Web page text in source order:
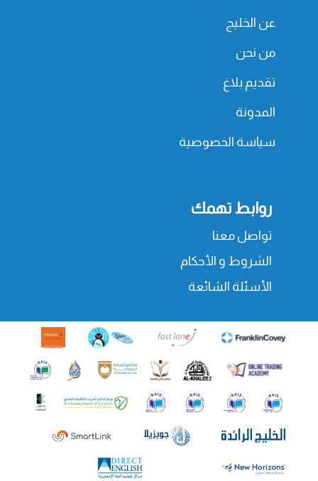
عن الخليج
من نحن
تقديم بلاغ
المدونة
سياسة الخصوصية
روابط تهمك
تواصل معنا
الشروط و الأحكام
الأسئلة الشائعة